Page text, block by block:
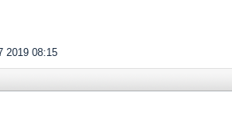
2019 08:15